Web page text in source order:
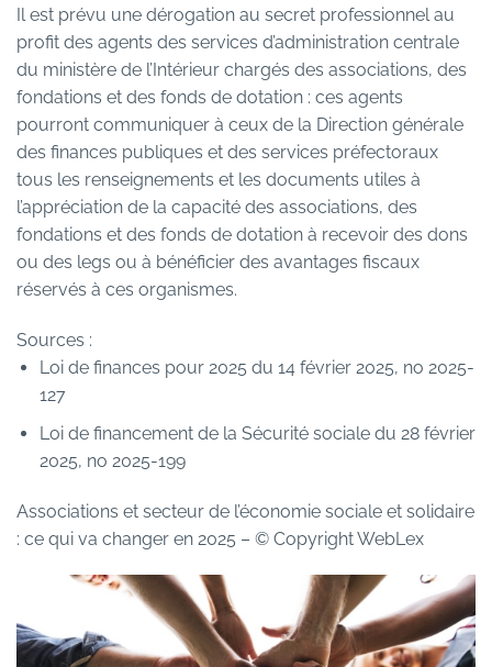
Il est prévu une dérogation au secret professionnel au
profit des agents des services d’administration centrale
du ministère de l’Intérieur chargés des associations, des
fondations et des fonds de dotation : ces agents
pourront communiquer à ceux de la Direction générale
des finances publiques et des services préfectoraux
tous les renseignements et les documents utiles à
l’appréciation de la capacité des associations, des
fondations et des fonds de dotation à recevoir des dons
ou des legs ou à bénéficier des avantages fiscaux
réservés à ces organismes.
Sources :
Loi de finances pour 2025 du 14 février 2025, no 2025-
127
Loi de financement de la Sécurité sociale du 28 février
2025, no 2025-199
Associations et secteur de l’économie sociale et solidaire
: ce qui va changer en 2025 – © Copyright WebLex